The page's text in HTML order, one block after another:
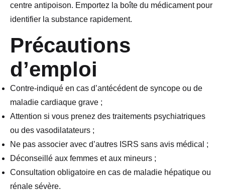
centre antipoison. Emportez la boîte du médicament pour
identifier la substance rapidement.
Précautions
d’emploi
Contre-indiqué en cas d’antécédent de syncope ou de
maladie cardiaque grave ;
Attention si vous prenez des traitements psychiatriques
ou des vasodilatateurs ;
Ne pas associer avec d’autres ISRS sans avis médical ;
Déconseillé aux femmes et aux mineurs ;
Consultation obligatoire en cas de maladie hépatique ou
rénale sévère.